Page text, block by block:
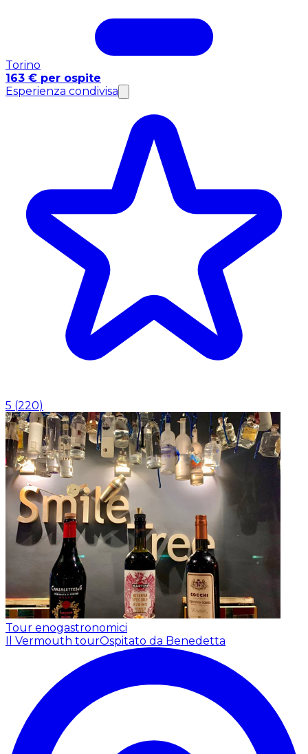
Torino
163 € per ospite
Esperienza condivisa
5 (220)
Tour enogastronomici
Il Vermouth tourOspitato da Benedetta